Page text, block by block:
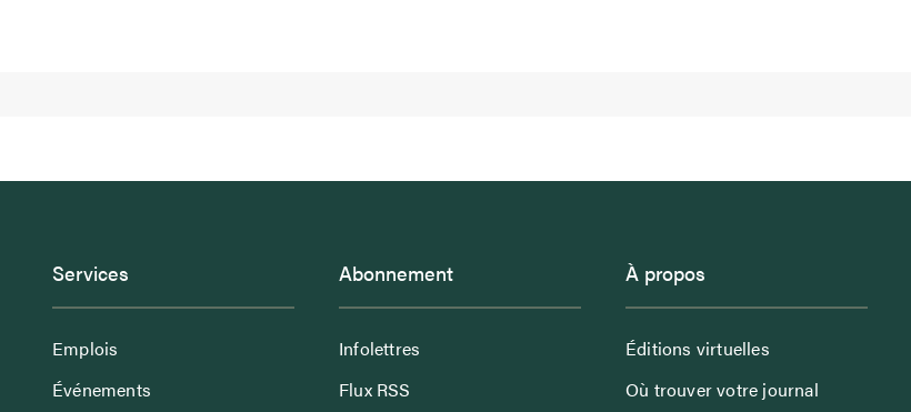
Services
Emplois
Événements
Abonnement
Infolettres
Flux RSS
À propos
Éditions virtuelles
Où trouver votre journal